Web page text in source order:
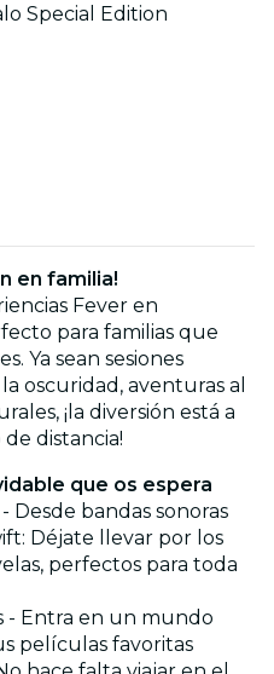
Special Edition
en familia!
Fever en
para familias que
Ya sean sesiones
oscuridad, aventuras al
¡la diversión está a
distancia!
que os espera
Desde bandas sonoras
Déjate llevar por los
perfectos para toda
- Entra en un mundo
películas favoritas